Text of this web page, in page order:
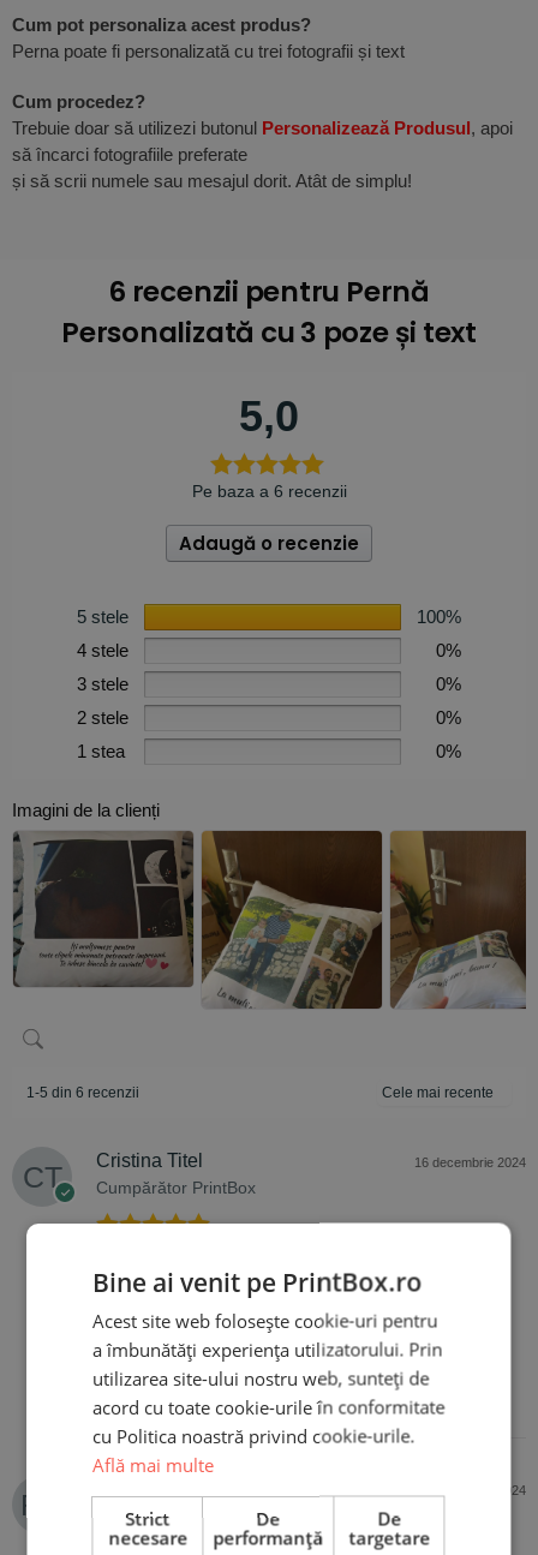
Cum pot personaliza acest produs?
Perna poate fi personalizată cu trei fotografii și text
Cum procedez?
Trebuie doar să utilizezi butonul Personalizează Produsul, apoi
să încarci fotografiile preferate
și să scrii numele sau mesajul dorit. Atât de simplu!
6 recenzii pentru Pernă
Personalizată cu 3 poze și text
5,0
Pe baza a 6 recenzii
Adaugă o recenzie
5 stele
100%
4 stele
0%
3 stele
0%
2 stele
0%
1 stea
0%
Imagini de la clienți
1-5 din 6 recenzii
Cristina Titel
Cumpărător PrintBox
16 decembrie 2024
din 5
mereu am fost surprinsa plăcut de ce am primit !
Cumpărător PrintBox
5 iunie 2024
Bine ai venit pe PrintBox.ro
Acest site web folosește cookie-uri pentru
a îmbunătăți experiența utilizatorului. Prin
utilizarea site-ului nostru web, sunteți de
acord cu toate cookie-urile în conformitate
cu Politica noastră privind cookie-urile.
Află mai multe
Strict
necesare
De
performanță
De
targetare